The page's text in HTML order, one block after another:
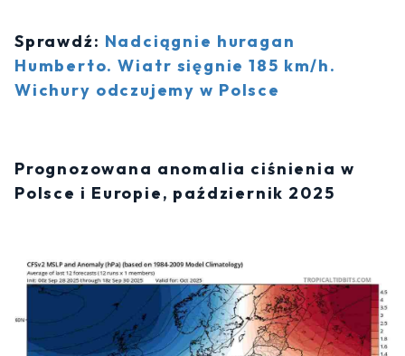
Sprawdź: Nadciągnie huragan
Humberto. Wiatr sięgnie 185 km/h.
Wichury odczujemy w Polsce
Prognozowana anomalia ciśnienia w
Polsce i Europie, październik 2025